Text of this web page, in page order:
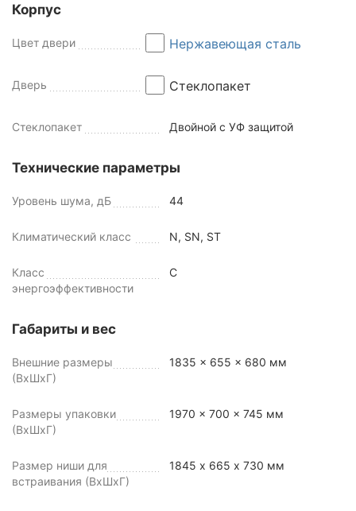
Корпус
Цвет двери Нержавеющая сталь
Дверь Стеклопакет
Стеклопакет Двойной с УФ защитой
Технические параметры
Уровень шума, дБ 44
Климатический класс N, SN, ST
Класс
энергоэффективности
C
Габариты и вес
Внешние размеры
(ВхШхГ)
1835 x 655 x 680 мм
Размеры упаковки
(ВхШхГ)
1970 x 700 x 745 мм
Размер ниши для
встраивания (ВхШхГ)
1845 х 665 х 730 мм